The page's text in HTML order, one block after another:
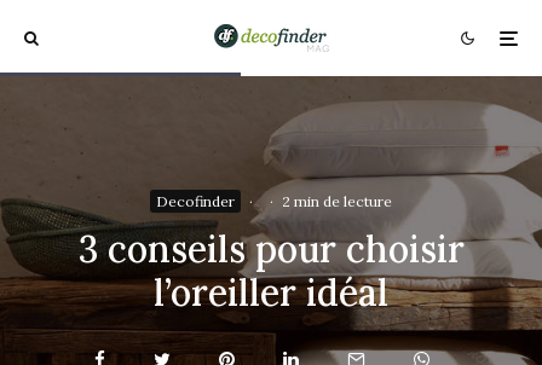
Decofinder · · 2 min de lecture
3 conseils pour choisir
l’oreiller idéal